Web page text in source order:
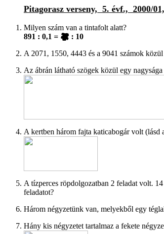
Pitagorasz verseny, 5. évf., 2000/
Milyen szám van a tintafolt alatt?
891 : 0,1 =
: 10
A 2071, 1550, 4443 és a 9041 számok
Az ábrán látható szögek közül egy
A kertben három fajta katicabogár volt (lásd
A tízperces röpdolgozatban 2 feladat volt.
feladatot?
Három négyzetünk van, melyekből egy
Hány kis négyzetet tartalmaz a fekete